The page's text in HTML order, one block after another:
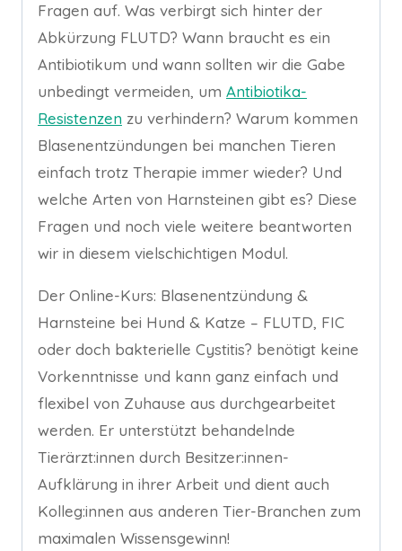
Fragen auf. Was verbirgt sich hinter der
Abkürzung FLUTD? Wann braucht es ein
Antibiotikum und wann sollten wir die Gabe
unbedingt vermeiden, um Antibiotika-
Resistenzen zu verhindern? Warum kommen
Blasenentzündungen bei manchen Tieren
einfach trotz Therapie immer wieder? Und
welche Arten von Harnsteinen gibt es? Diese
Fragen und noch viele weitere beantworten
wir in diesem vielschichtigen Modul.
Der Online-Kurs: Blasenentzündung &
Harnsteine bei Hund & Katze – FLUTD, FIC
oder doch bakterielle Cystitis? benötigt keine
Vorkenntnisse und kann ganz einfach und
flexibel von Zuhause aus durchgearbeitet
werden. Er unterstützt behandelnde
Tierärzt:innen durch Besitzer:innen-
Aufklärung in ihrer Arbeit und dient auch
Kolleg:innen aus anderen Tier-Branchen zum
maximalen Wissensgewinn!